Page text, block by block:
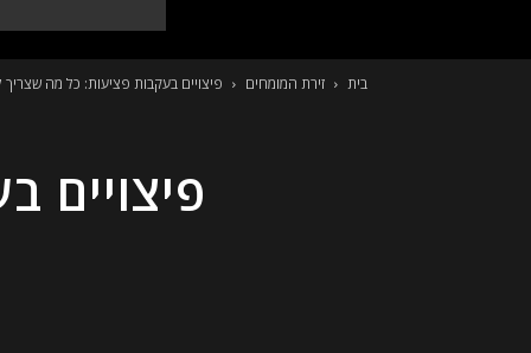
בית זירת המומחים פיצויים בעקבות פציעות: כל מה
פיצויים